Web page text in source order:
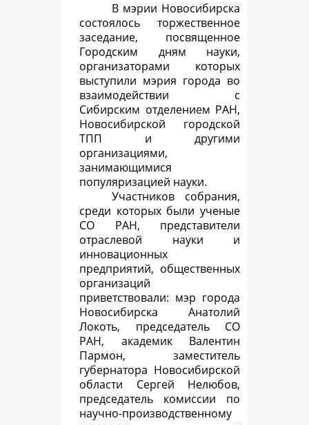
В мэрии Новосибирска
состоялось торжественное
заседание, посвященное
Городским дням науки,
организаторами которых
выступили мэрия города во
взаимодействии с
Сибирским отделением РАН,
Новосибирской городской
ТПП и другими
организациями,
занимающимися
популяризацией науки.
Участников собрания,
среди которых были ученые
СО РАН, представители
отраслевой науки и
инновационных
предприятий, общественных
организаций
приветствовали: мэр города
Новосибирска Анатолий
Локоть, председатель СО
РАН, академик Валентин
Пармон, заместитель
губернатора Новосибирской
области Сергей Нелюбов,
председатель комиссии по
научно-производственному